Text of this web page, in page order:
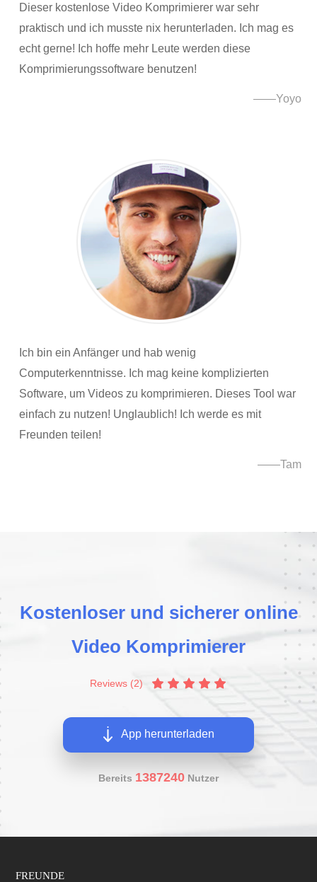
Dieser kostenlose Video Komprimierer war sehr
praktisch und ich musste nix herunterladen. Ich mag es
echt gerne! Ich hoffe mehr Leute werden diese
Komprimierungssoftware benutzen!
——Yoyo
Ich bin ein Anfänger und hab wenig
Computerkenntnisse. Ich mag keine komplizierten
Software, um Videos zu komprimieren. Dieses Tool war
einfach zu nutzen! Unglaublich! Ich werde es mit
Freunden teilen!
——Tam
Kostenloser und sicherer online
Video Komprimierer
Reviews (2)
App herunterladen
Bereits 1387240 Nutzer
FREUNDE